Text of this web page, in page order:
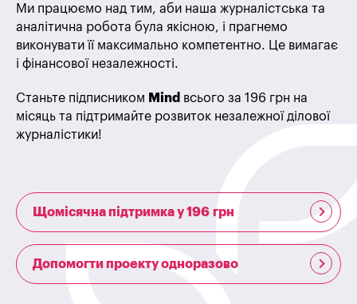
Ми працюємо над тим, аби наша журналістська та
аналітична робота була якісною, і прагнемо
виконувати її максимально компетентно. Це вимагає
і фінансової незалежності.
Станьте підписником Mind всього за 196 грн на
місяць та підтримайте розвиток незалежної ділової
журналістики!
Щомісячна підтримка у 196 грн
Допомогти проекту одноразово